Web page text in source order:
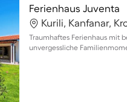
Ferienhaus Juventa
Kurili, Kanfanar,
Traumhaftes Ferienhaus mit
unvergessliche